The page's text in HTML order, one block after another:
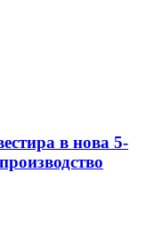
в нова 5-